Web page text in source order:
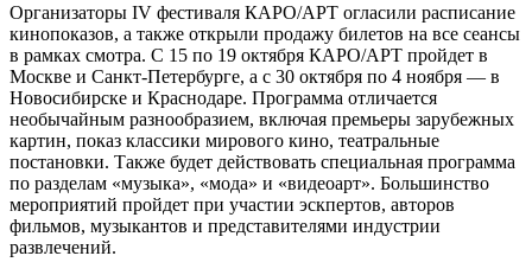
Организаторы IV фестиваля КАРО/АРТ огласили расписание
кинопоказов, а также открыли продажу билетов на все сеансы
в рамках смотра. С 15 по 19 октября КАРО/АРТ пройдет в
Москве и Санкт-Петербурге, а с 30 октября по 4 ноября — в
Новосибирске и Краснодаре. Программа отличается
необычайным разнообразием, включая премьеры зарубежных
картин, показ классики мирового кино, театральные
постановки. Также будет действовать специальная программа
по разделам «музыка», «мода» и «видеоарт». Большинство
мероприятий пройдет при участии эскпертов, авторов
фильмов, музыкантов и представителями индустрии
развлечений.